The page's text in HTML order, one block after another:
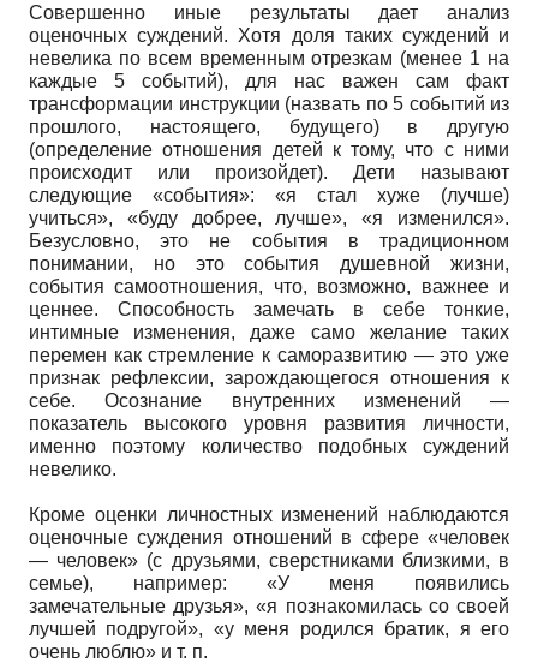
Совершенно иные результаты дает анализ
оценочных суждений. Хотя доля таких суждений и
невелика по всем временным отрезкам (менее 1 на
каждые 5 событий), для нас важен сам факт
трансформации инструкции (назвать по 5 событий из
прошлого, настоящего, будущего) в другую
(определение отношения детей к тому, что с ними
происходит или произойдет). Дети называют
следующие «события»: «я стал хуже (лучше)
учиться», «буду добрее, лучше», «я изменился».
Безусловно, это не события в традиционном
понимании, но это события душевной жизни,
события самоотношения, что, возможно, важнее и
ценнее. Способность замечать в себе тонкие,
интимные изменения, даже само желание таких
перемен как стремление к саморазвитию — это уже
признак рефлексии, зарождающегося отношения к
себе. Осознание внутренних изменений —
показатель высокого уровня развития личности,
именно поэтому количество подобных суждений
невелико.
Кроме оценки личностных изменений наблюдаются
оценочные суждения отношений в сфере «человек
— человек» (с друзьями, сверстниками близкими, в
семье), например: «У меня появились
замечательные друзья», «я познакомилась со своей
лучшей подругой», «у меня родился братик, я его
очень люблю» и т. п.